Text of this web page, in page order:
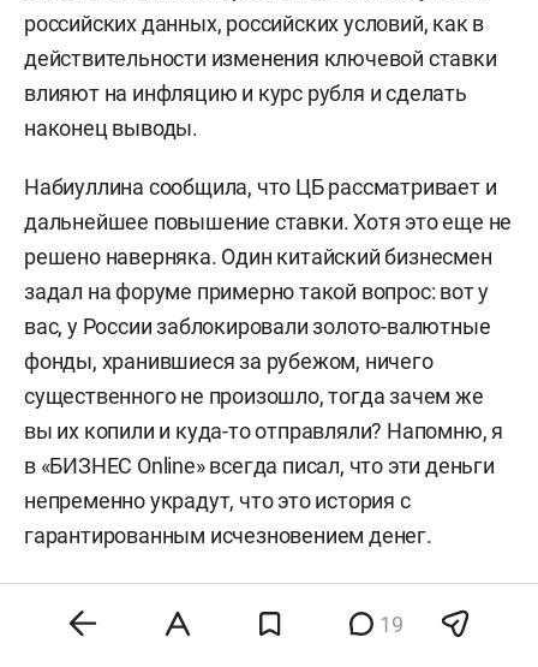
российских данных, российских условий, как в
действительности изменения ключевой ставки
влияют на инфляцию и курс рубля и сделать
наконец выводы.
Набиуллина сообщила, что ЦБ рассматривает и
дальнейшее повышение ставки. Хотя это еще не
решено наверняка. Один китайский бизнесмен
задал на форуме примерно такой вопрос: вот у
вас, у России заблокировали золото-валютные
фонды, хранившиеся за рубежом, ничего
существенного не произошло, тогда зачем же
вы их копили и куда-то отправляли? Напомню, я
в «БИЗНЕС Online» всегда писал, что эти деньги
непременно украдут, что это история с
гарантированным исчезновением денег.
китайскому гостю, что сейчас мы понимаем:
19